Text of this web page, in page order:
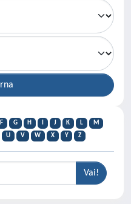
F G H J K L
M
U V W X Y Z